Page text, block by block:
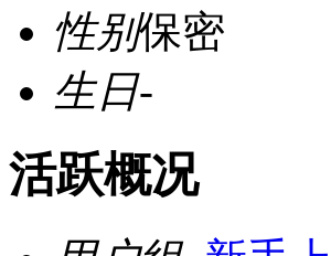
性别保密
生日-
活跃概况